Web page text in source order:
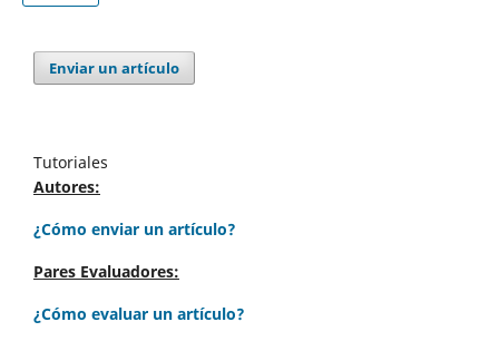
Enviar un artículo
Tutoriales
Autores:
¿Cómo enviar un artículo?
Pares Evaluadores:
¿Cómo evaluar un artículo?